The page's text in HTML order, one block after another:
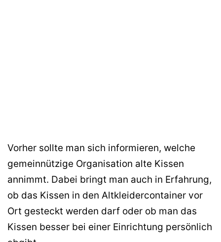
Vorher sollte man sich informieren, welche
gemeinnützige Organisation alte Kissen
annimmt. Dabei bringt man auch in Erfahrung,
ob das Kissen in den Altkleidercontainer vor
Ort gesteckt werden darf oder ob man das
Kissen besser bei einer Einrichtung persönlich